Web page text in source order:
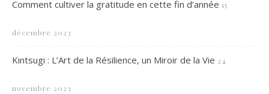
Comment cultiver la gratitude en cette fin d’année 15
décembre 2023
Kintsugi : L’Art de la Résilience, un Miroir de la Vie 24
novembre 2023